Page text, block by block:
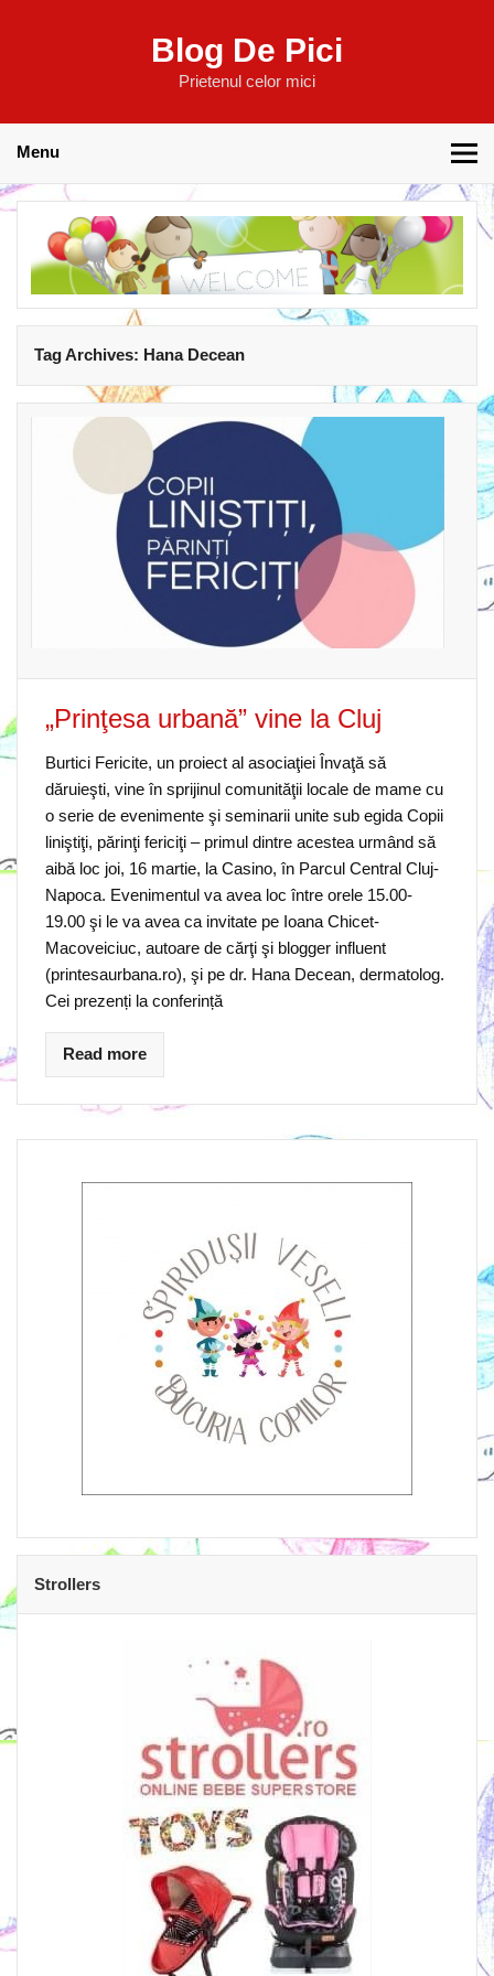
Blog De Pici
Prietenul celor mici
Menu
Tag Archives: Hana Decean
„Prinţesa urbană” vine la Cluj
Burtici Fericite, un proiect al asociaţiei Învaţă să
dăruieşti, vine în sprijinul comunităţii locale de mame cu
o serie de evenimente şi seminarii unite sub egida Copii
liniştiţi, părinţi fericiţi – primul dintre acestea urmând să
aibă loc joi, 16 martie, la Casino, în Parcul Central Cluj-
Napoca. Evenimentul va avea loc între orele 15.00-
19.00 şi le va avea ca invitate pe Ioana Chicet-
Macoveiciuc, autoare de cărţi şi blogger influent
(printesaurbana.ro), şi pe dr. Hana Decean, dermatolog.
Cei prezenți la conferință
Read more
Strollers